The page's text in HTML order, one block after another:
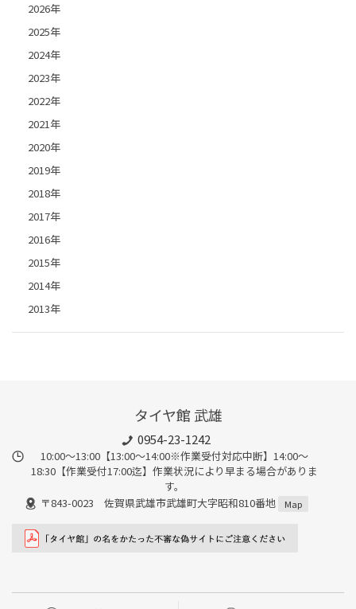
2026年
2025年
2024年
2023年
2022年
2021年
2020年
2019年
2018年
2017年
2016年
2015年
2014年
2013年
タイヤ館 武雄
0954-23-1242
10:00～13:00【13:00～14:00※作業受付対応中断】14:00～
18:30【作業受付17:00迄】作業状況により早まる場合がありま
す。
〒843-0023 佐賀県武雄市武雄町大字昭和810番地
Map